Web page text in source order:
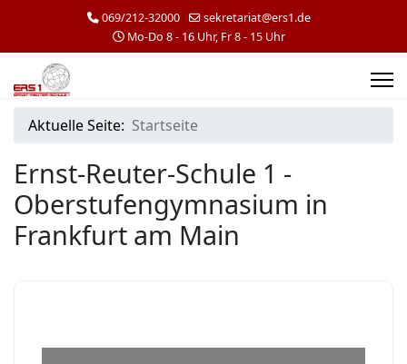
069/212-32000
sekretariat@ers1.de
Mo-Do 8 - 16 Uhr, Fr 8 - 15 Uhr
Aktuelle Seite: Startseite
Ernst-Reuter-Schule 1 -
Oberstufengymnasium in
Frankfurt am Main